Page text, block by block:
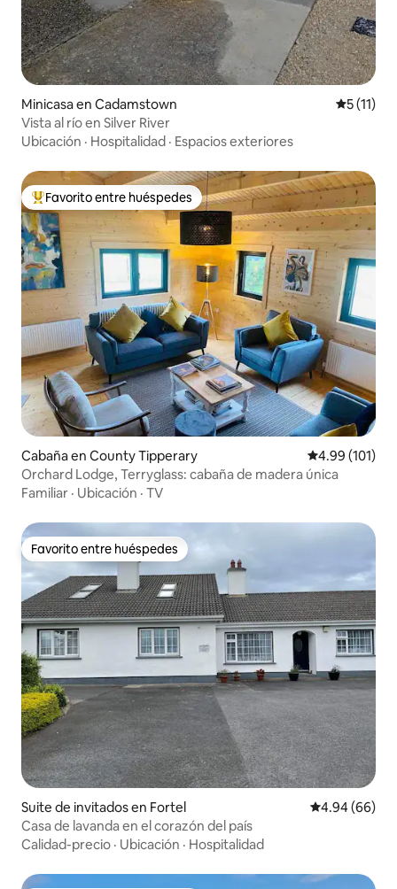
Minicasa en Cadamstown
5 (11)
Vista al río en Silver River
Ubicación · Hospitalidad · Espacios exteriores
Favorito entre huéspedes preferido
Favorito entre huéspedes
Cabaña en County Tipperary Calificación
4.99 (101)
Orchard Lodge, Terryglass: cabaña de madera única
Familiar · Ubicación · TV
Favorito entre huéspedes
Favorito entre huéspedes
Suite de invitados en Fortel Calificación
4.94 (66)
Casa de lavanda en el corazón del país
Calidad-precio · Ubicación · Hospitalidad